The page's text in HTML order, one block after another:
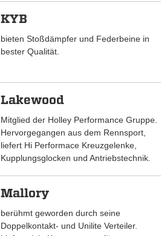
KYB
bieten Stoßdämpfer und Federbeine in
bester Qualität.
Lakewood
Mitglied der Holley Performance Gruppe.
Hervorgegangen aus dem Rennsport,
liefert Hi Performace Kreuzgelenke,
Kupplungsglocken und Antriebstechnik.
Mallory
berühmt geworden durch seine
Doppelkontakt- und Unilite Verteiler.